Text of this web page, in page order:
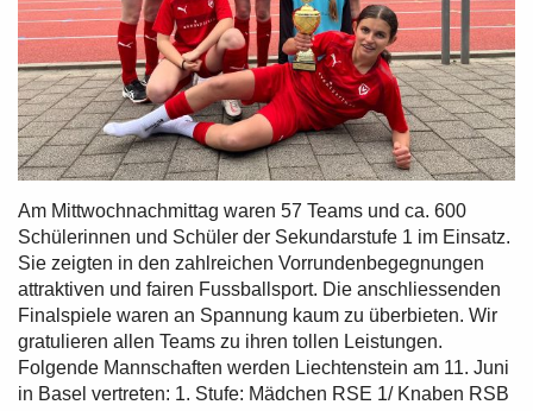
Am Mittwochnachmittag waren 57 Teams und ca. 600
Schülerinnen und Schüler der Sekundarstufe 1 im Einsatz.
Sie zeigten in den zahlreichen Vorrundenbegegnungen
attraktiven und fairen Fussballsport. Die anschliessenden
Finalspiele waren an Spannung kaum zu überbieten. Wir
gratulieren allen Teams zu ihren tollen Leistungen.
Folgende Mannschaften werden Liechtenstein am 11. Juni
in Basel vertreten: 1. Stufe: Mädchen RSE 1/ Knaben RSB